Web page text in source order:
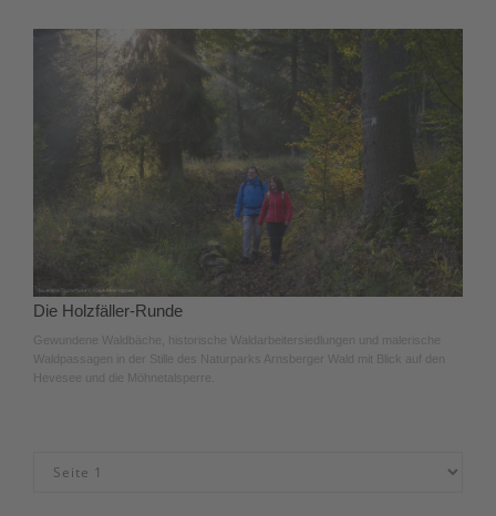
Die Holzfäller-Runde
Gewundene Waldbäche, historische Waldarbeitersiedlungen und malerische
Waldpassagen in der Stille des Naturparks Arnsberger Wald mit Blick auf den
Hevesee und die Möhnetalsperre.